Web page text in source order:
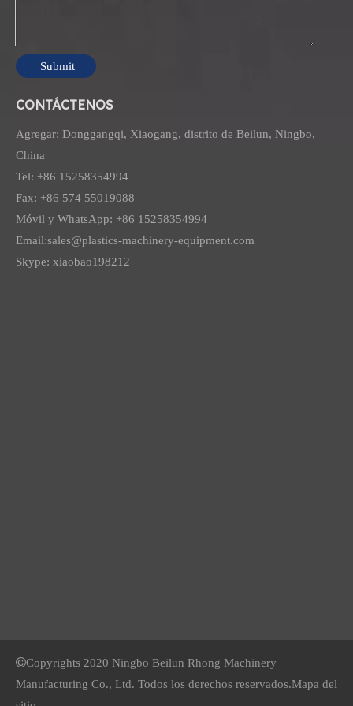
Anterior:
Granulador de trituradora de películas de plástico
Submit
CONTÁCTENOS
Agregar: Donggangqi, Xiaogang, distrito de Beilun, Ningbo,
China
Tel: +86 15258354994
Fax: +86 574 55019088
Móvil y WhatsApp: +86 15258354994
Email:sales@plastics-machinery-equipment.com
Skype: xiaobao198212
Copyrights 2020 Ningbo Beilun Rhong Machinery
Manufacturing Co., Ltd. Todos los derechos reservados.Mapa del